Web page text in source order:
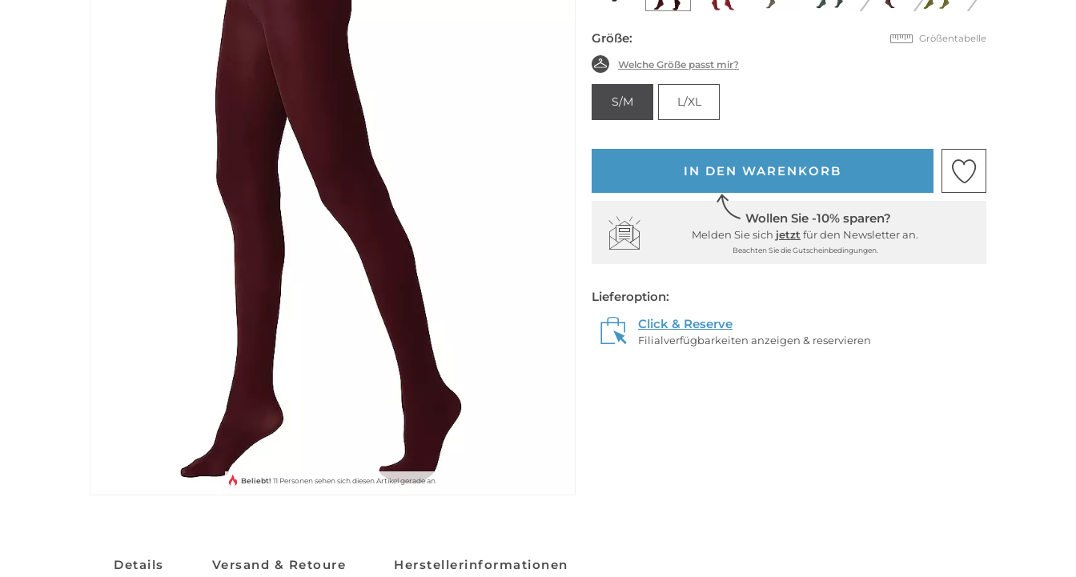
Beliebt! 11 Personen sehen sich diesen Artikel gerade an
Größe: Größentabelle
Welche Größe passt mir?
S/M L/XL
IN DEN WARENKORB
Wollen Sie -10% sparen?
Melden Sie sich jetzt für den Newsletter an.
Beachten Sie die Gutscheinbedingungen.
Lieferoption:
Click & Reserve
Filialverfügbarkeiten anzeigen & reservieren
Details Versand & Retoure Herstellerinformationen